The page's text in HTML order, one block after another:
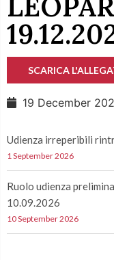
SCARICA
19 December
Udienza irreperibili
1 September 2026
Ruolo udienza
10.09.2026
10 September 2026